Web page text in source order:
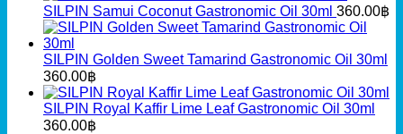
SILPIN Samui Coconut Gastronomic Oil 30ml 360.00฿
SILPIN Golden Sweet Tamarind Gastronomic Oil 30ml
360.00฿
SILPIN Royal Kaffir Lime Leaf Gastronomic Oil 30ml
360.00฿